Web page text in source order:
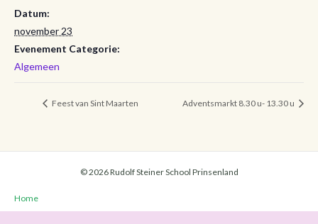
Datum:
november 23
Evenement Categorie:
Algemeen
Feest van Sint Maarten Adventsmarkt 8.30 u- 13.30 u
© 2026 Rudolf Steiner School Prinsenland
Home